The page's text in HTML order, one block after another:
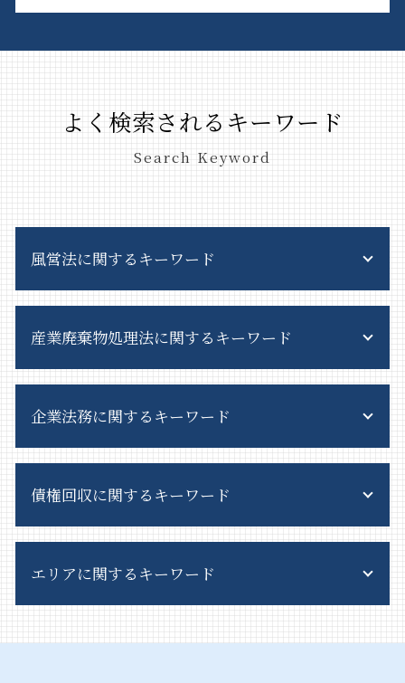
よく検索されるキーワード
Search Keyword
風営法に関するキーワード
深夜酒類提供飲食店営業 許可証
飲食店 風営法
風営法 許可申請
客引き とは
風営法 営業時間
スカウトバック 規制
特定遊興飲食店営業
風営法 解釈運用基準
風営法 対象
風営法 許可 費用
産業廃棄物処理法に関するキーワード
排出事業者 産業廃棄物
廃棄物処理法 概要
廃棄物処理法 施行規則
排出事業者責任 とは
特別産業廃棄物 とは
事業系一般廃棄物 料金
産業廃棄物 委託契約書
企業法務に関するキーワード
会社都合 退職
会社分割 メリット
新設 分割 吸収
戦略 法務
契約 不履行
債権回収に関するキーワード
債権回収 時効 裁判
債権回収 弁護士事務所
エリアに関するキーワード